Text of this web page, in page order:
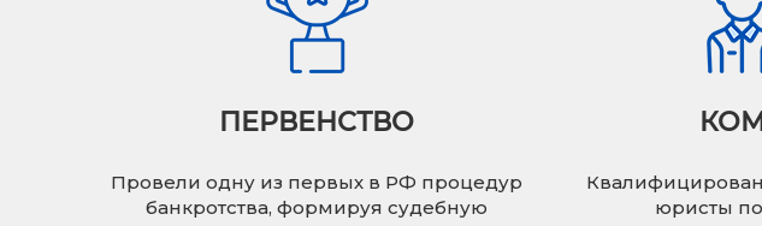
ПЕРВЕНСТВО
Провели одну из первых в РФ процедур
банкротства, формируя судебную
юристы